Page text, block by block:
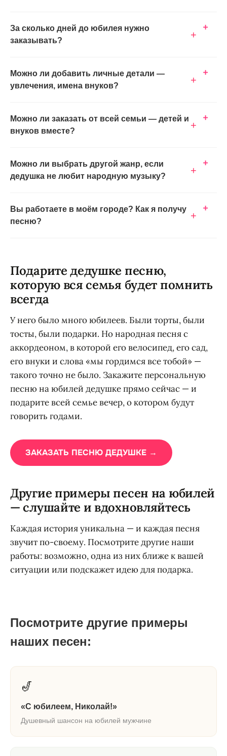
За сколько дней до юбилея нужно
заказывать?
+
Можно ли добавить личные детали —
увлечения, имена внуков?
+
Можно ли заказать от всей семьи — детей и
внуков вместе?
+
Можно ли выбрать другой жанр, если
дедушка не любит народную музыку?
+
Вы работаете в моём городе? Как я получу
песню?
+
Подарите дедушке песню,
которую вся семья будет помнить
всегда
У него было много юбилеев. Были торты, были
тосты, были подарки. Но народная песня с
аккордеоном, в которой его велосипед, его сад,
его внуки и слова «мы гордимся все тобой» —
такого точно не было. Закажите персональную
песню на юбилей дедушке прямо сейчас — и
подарите всей семье вечер, о котором будут
говорить годами.
ЗАКАЗАТЬ ПЕСНЮ ДЕДУШКЕ →
Другие примеры песен на юбилей
— слушайте и вдохновляйтесь
Каждая история уникальна — и каждая песня
звучит по-своему. Посмотрите другие наши
работы: возможно, одна из них ближе к вашей
ситуации или подскажет идею для подарка.
Посмотрите другие примеры
наших песен:
🎷
«С юбилеем, Николай!»
Душевный шансон на юбилей мужчине